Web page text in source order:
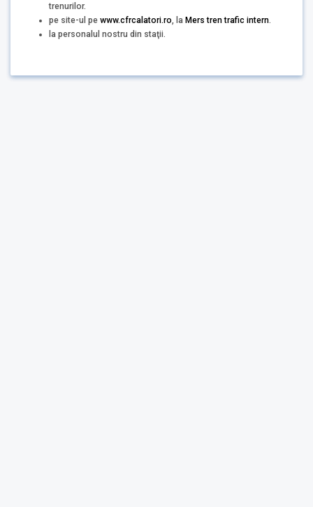
trenurilor.
pe site-ul pe www.cfrcalatori.ro, la Mers tren trafic intern.
la personalul nostru din staţii.